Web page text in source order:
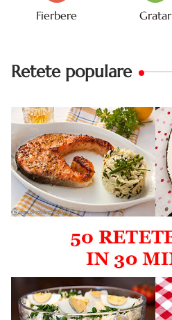
Fierbere Gratar
Retete populare